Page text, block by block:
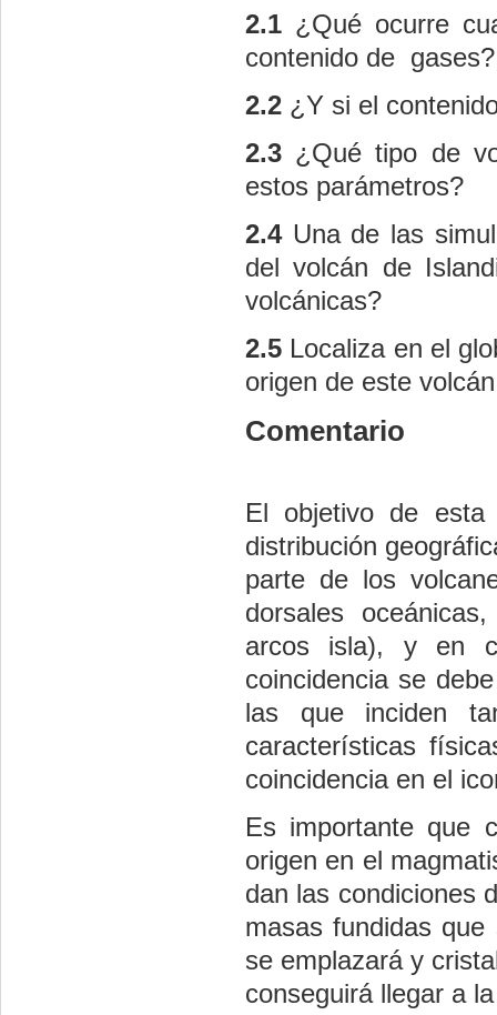
2.1 ¿Qué ocurre
contenido de gases?
2.2 ¿Y si el
2.3 ¿Qué tipo de
estos parámetros?
2.4Una de las
del volcán de
volcánicas?
2.5 Localiza en el
origen de este
Comentario
El objetivo de
distribución
parte de los
dorsales
arcos isla), y en
coincidencia se
las que inciden
características
coincidencia en el
Es importante que
origen en el
dan las condiciones
masas fundidas
se emplazará y
conseguirá llegar a